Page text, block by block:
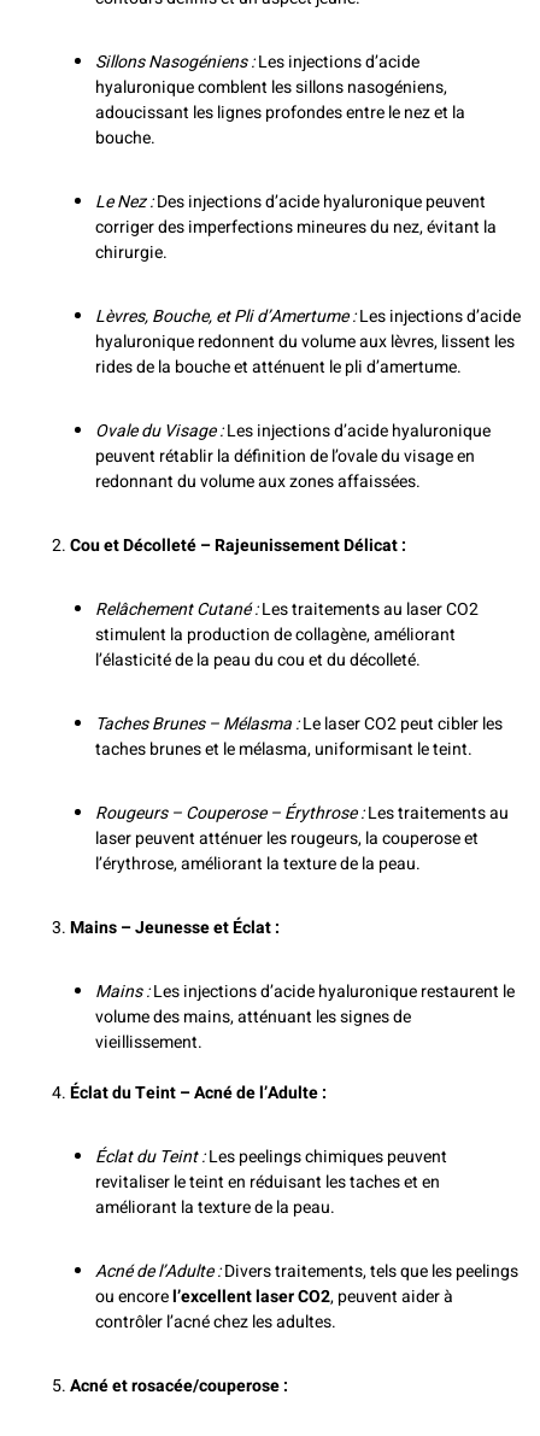
Sillons Nasogéniens :Les injections d’acide
hyaluronique comblent les sillons nasogéniens,
adoucissant les lignes profondes entre le nez et la
bouche.
Le Nez :Des injections d’acide hyaluronique peuvent
corriger des imperfections mineures du nez, évitant la
chirurgie.
Lèvres, Bouche, et Pli d’Amertume :Les injections d’acide
hyaluronique redonnent du volume aux lèvres, lissent les
rides de la bouche et atténuent le pli d’amertume.
Ovale du Visage :Les injections d’acide hyaluronique
peuvent rétablir la définition de l’ovale du visage en
redonnant du volume aux zones affaissées.
Cou et Décolleté – Rajeunissement Délicat :
Relâchement Cutané :Les traitements au laser CO2
stimulent la production de collagène, améliorant
l’élasticité de la peau du cou et du décolleté.
Taches Brunes – Mélasma :Le laser CO2 peut cibler les
taches brunes et le mélasma, uniformisant le teint.
Rougeurs – Couperose – Érythrose :Les traitements au
laser peuvent atténuer les rougeurs, la couperose et
l’érythrose, améliorant la texture de la peau.
Mains – Jeunesse et Éclat :
Mains :Les injections d’acide hyaluronique restaurent le
volume des mains, atténuant les signes de
vieillissement.
Éclat du Teint – Acné de l’Adulte :
Éclat du Teint :Les peelings chimiques peuvent
revitaliser le teint en réduisant les taches et en
améliorant la texture de la peau.
Acné de l’Adulte :Divers traitements, tels que les peelings
ou encorel’excellent laser CO2, peuvent aider à
contrôler l’acné chez les adultes.
Acné et rosacée/couperose :